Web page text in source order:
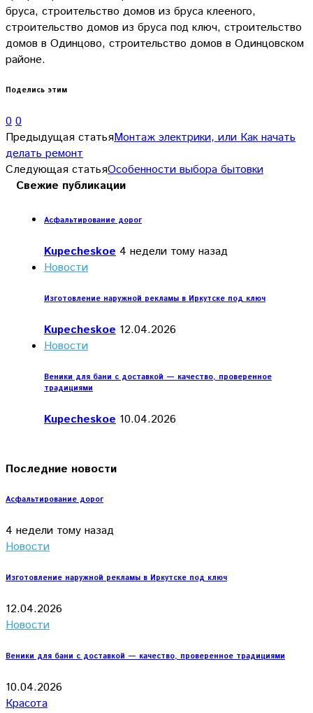
бруса, строительство домов из бруса клееного,
строительство домов из бруса под ключ, строительство
домов в Одинцово, строительство домов в Одинцовском
районе.
Поделись этим
0 0
Предыдущая статьяМонтаж электрики, или Как начать
делать ремонт
Следующая статьяОсобенности выбора бытовки
Свежие публикации
Асфальтирование дорог
Kupecheskoe 4 недели тому назад
Новости
Изготовление наружной рекламы в Иркутске под ключ
Kupecheskoe 12.04.2026
Новости
Веники для бани с доставкой — качество, проверенное
традициями
Kupecheskoe 10.04.2026
Последние новости
Асфальтирование дорог
4 недели тому назад
Новости
Изготовление наружной рекламы в Иркутске под ключ
12.04.2026
Новости
Веники для бани с доставкой — качество, проверенное традициями
10.04.2026
Красота